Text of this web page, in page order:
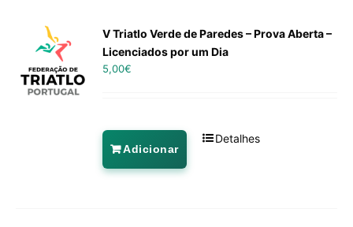
V Triatlo Verde de Paredes – Prova Aberta –
Licenciados por um Dia
5,00€
Adicionar
Detalhes